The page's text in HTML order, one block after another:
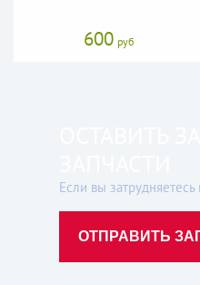
600 руб
Если вы
ОТПРАВИТЬ